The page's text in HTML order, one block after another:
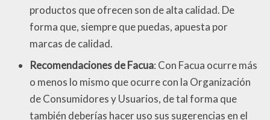
productos que ofrecen son de alta calidad. De
forma que, siempre que puedas, apuesta por
marcas de calidad.
Recomendaciones de Facua: Con Facua ocurre más
o menos lo mismo que ocurre con la Organización
de Consumidores y Usuarios, de tal forma que
también deberías hacer uso sus sugerencias en el